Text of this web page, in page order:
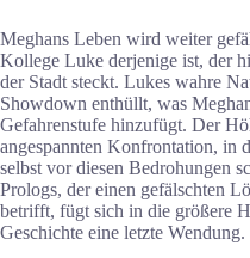
Meghans Leben wird weiter
Kollege Luke derjenige ist, der
der Stadt steckt. Lukes wahre
Showdown enthüllt, was
Gefahrenstufe hinzufügt. Der
angespannten Konfrontation, in
selbst vor diesen Bedrohungen
Prologs, der einen gefälschten
betrifft, fügt sich in die größere
Geschichte eine letzte Wendung.